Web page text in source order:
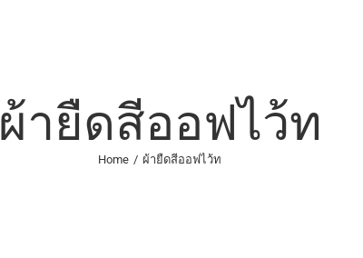
ผ้ายืดสีออฟไว้ท
Home / ผ้ายืดสีออฟไว้ท